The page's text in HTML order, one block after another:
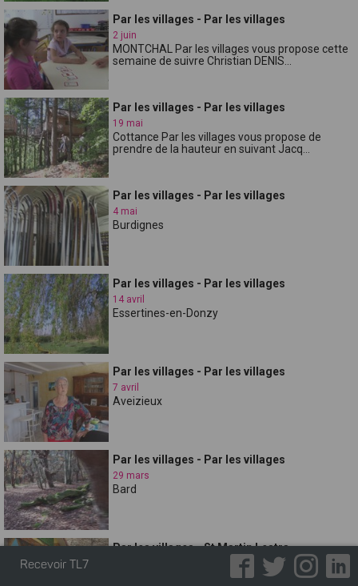
Par les villages - Par les villages
2 juin
MONTCHAL Par les villages vous propose cette
semaine de suivre Christian DENIS...
Par les villages - Par les villages
19 mai
Cottance Par les villages vous propose de
prendre de la hauteur en suivant Jacq...
Par les villages - Par les villages
4 mai
Burdignes
Par les villages - Par les villages
14 avril
Essertines-en-Donzy
Par les villages - Par les villages
7 avril
Aveizieux
Par les villages - Par les villages
29 mars
Bard
Par les villages - St Martin Lestra
Recevoir TL7